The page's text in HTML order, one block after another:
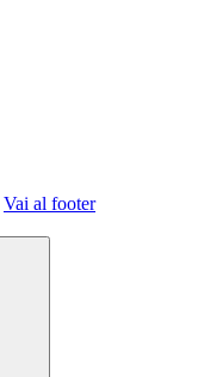
Vai al footer